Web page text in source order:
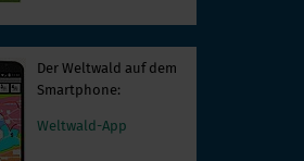
Der Weltwald auf dem
Smartphone:
Weltwald-App